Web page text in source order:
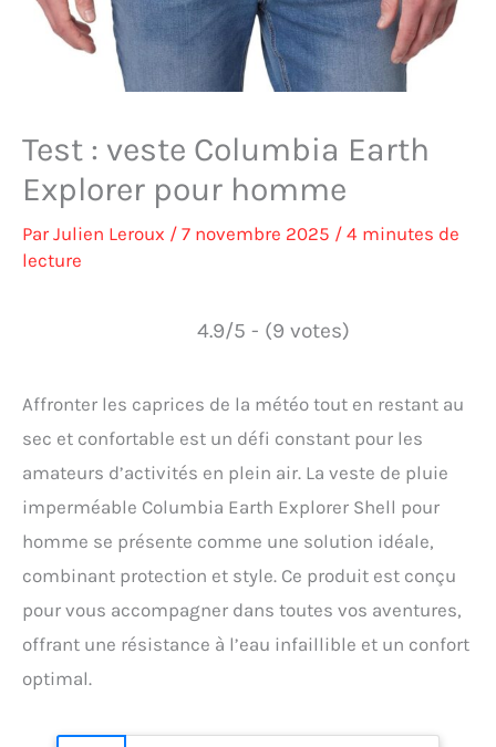
Test : veste Columbia Earth
Explorer pour homme
ParJulien Leroux / 7 novembre 2025 / 4 minutes de
lecture
4.9/5 - (9 votes)
Affronter les caprices de la météo tout en restant au
sec et confortable est un défi constant pour les
amateurs d’activités en plein air. La veste de pluie
imperméable Columbia Earth Explorer Shell pour
homme se présente comme une solution idéale,
combinant protection et style. Ce produit est conçu
pour vous accompagner dans toutes vos aventures,
offrant une résistance à l’eau infaillible et un confort
optimal.